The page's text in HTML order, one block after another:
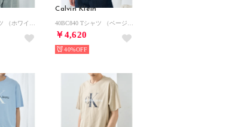
Calvin Klein
￥4,620
40%